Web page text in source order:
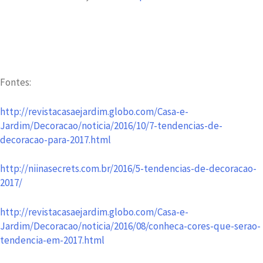
Fontes:
http://revistacasaejardim.globo.com/Casa-e-
Jardim/Decoracao/noticia/2016/10/7-tendencias-de-
decoracao-para-2017.html
http://niinasecrets.com.br/2016/5-tendencias-de-decoracao-
2017/
http://revistacasaejardim.globo.com/Casa-e-
Jardim/Decoracao/noticia/2016/08/conheca-cores-que-serao-
tendencia-em-2017.html